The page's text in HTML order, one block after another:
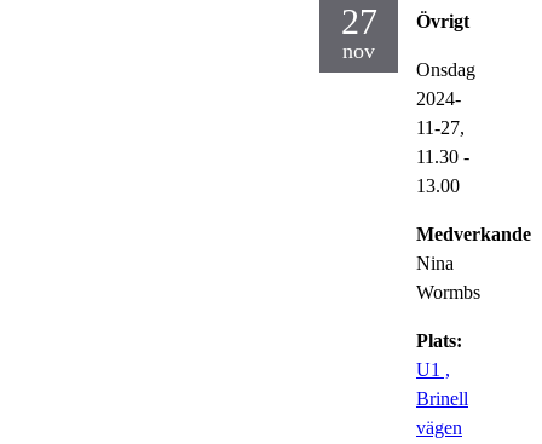
27
nov
Övrigt
Onsdag
2024-
11-27,
11.30 -
13.00
Medverkande:
Nina
Wormbs
Plats:
U1 ,
Brinell
vägen